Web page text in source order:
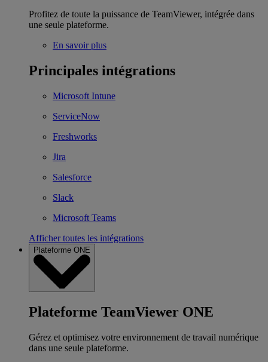
Profitez de toute la puissance de TeamViewer, intégrée dans
une seule plateforme.
En savoir plus
Principales intégrations
Microsoft Intune
ServiceNow
Freshworks
Jira
Salesforce
Slack
Microsoft Teams
Afficher toutes les intégrations
Plateforme ONE
Plateforme TeamViewer ONE
Gérez et optimisez votre environnement de travail numérique
dans une seule plateforme.